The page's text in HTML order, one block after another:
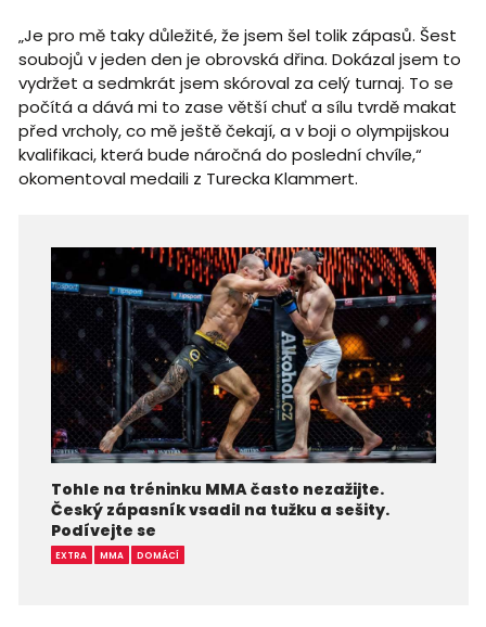
„Je pro mě taky důležité, že jsem šel tolik zápasů. Šest
soubojů v jeden den je obrovská dřina. Dokázal jsem to
vydržet a sedmkrát jsem skóroval za celý turnaj. To se
počítá a dává mi to zase větší chuť a sílu tvrdě makat
před vrcholy, co mě ještě čekají, a v boji o olympijskou
kvalifikaci, která bude náročná do poslední chvíle,“
okomentoval medaili z Turecka Klammert.
Tohle na tréninku MMA často nezažijte.
Český zápasník vsadil na tužku a sešity.
Podívejte se
EXTRA MMA DOMÁCÍ